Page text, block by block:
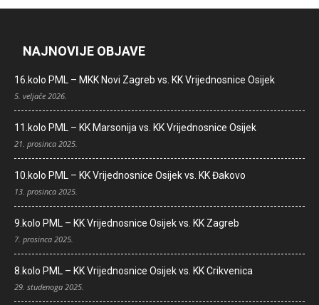
NAJNOVIJE OBJAVE
16.kolo PML – MKK Novi Zagreb vs. KK Vrijednosnice Osijek
5. veljače 2026.
11.kolo PML – KK Marsonija vs. KK Vrijednosnice Osijek
21. prosinca 2025.
10.kolo PML – KK Vrijednosnice Osijek vs. KK Đakovo
13. prosinca 2025.
9.kolo PML – KK Vrijednosnice Osijek vs. KK Zagreb
7. prosinca 2025.
8.kolo PML – KK Vrijednosnice Osijek vs. KK Crikvenica
29. studenoga 2025.